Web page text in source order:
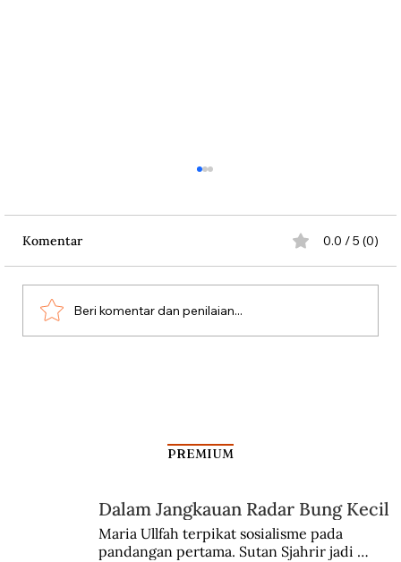
Komentar 0.0 / 5 (0)
Beri komentar dan penilaian...
PREMIUM
Dalam Jangkauan Radar Bung Kecil
Maria Ullfah terpikat sosialisme pada
pandangan pertama. Sutan Sjahrir jadi